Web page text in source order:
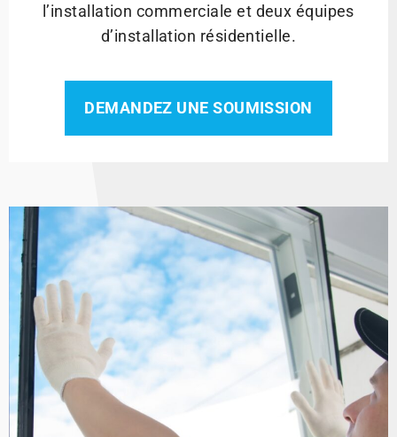
l’installation commerciale et deux équipes
d’installation résidentielle.
DEMANDEZ UNE SOUMISSION